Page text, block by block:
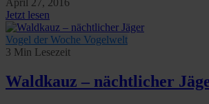
Further information on the procedures
rights can be found in our
April 27, 2016
Jetzt lesen
Vogel der Woche Vogelwelt
3 Min Lesezeit
Waldkauz – nächtlicher